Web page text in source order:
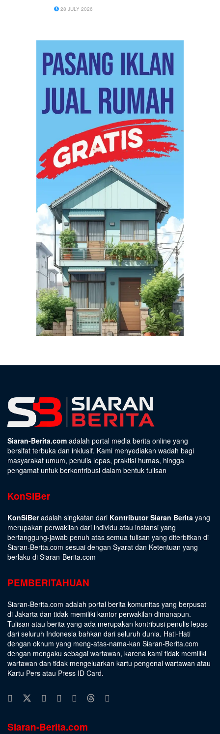
28 JULY 2026
Siaran-Berita.com adalah portal media berita online yang
bersifat terbuka dan inklusif. Kami menyediakan wadah bagi
masyarakat umum, penulis lepas, praktisi humas, hingga
pengamat untuk berkontribusi dalam bentuk tulisan
KonSiBer
KonSiBeradalah singkatan dari Kontributor Siaran Berita yang
merupakan perwakilan dari individu atau instansi yang
bertanggung-jawab penuh atas semua tulisan yang diterbitkan di
Siaran-Berita.com sesuai dengan Syarat dan Ketentuan yang
berlaku di Siaran-Berita.com
PEMBERITAHUAN
Siaran-Berita.com adalah portal berita komunitas yang berpusat
di Jakarta dan tidak memiliki kantor perwakilan dimanapun.
Tulisan atau berita yang ada merupakan kontribusi penulis lepas
dari seluruh Indonesia bahkan dari seluruh dunia. Hati-Hati
dengan oknum yang meng-atas-nama-kan Siaran-Berita.com
dengan mengaku sebagai wartawan, karena kami tidak memiliki
wartawan dan tidak mengeluarkan kartu pengenal wartawan atau
Kartu Pers atau Press ID Card.
Siaran-Berita.com